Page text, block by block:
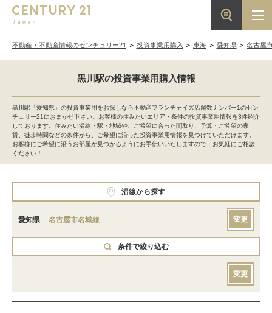
不動産・不動産情報のセンチュリー21 投資事業用購入 東海 愛知県 名古屋
黒川駅の投資事業用購入情報
黒川駅「愛知県」の投資事業用をお探しなら不動産フランチャイズ店舗数ナンバー1のセン
チュリー21におまかせ下さい。お客様の住みたいエリア・条件の投資事業用情報を3件紹介
しております。住みたい沿線・駅・地域や、ご希望に合った間取り、予算・ご希望の家
賃、徒歩時間などの条件から、ご希望に沿った投資事業用情報を見つけていただけます。
お客様にご希望に沿うお部屋が見つかるようにお手伝いいたしますので、お気軽にご相談
ください！
沿線から探す
愛知県 名古屋市名城線 変更
条件で絞り込む
変更